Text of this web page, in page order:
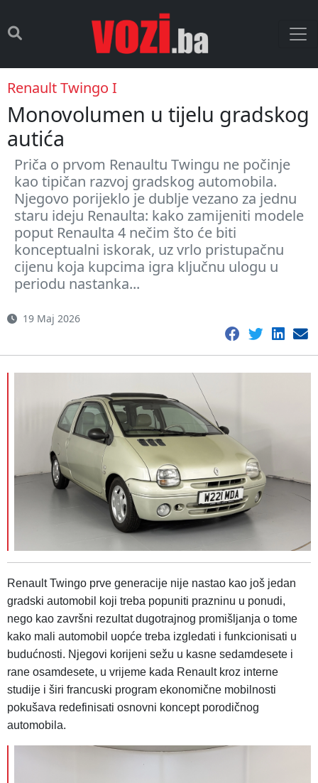
Renault Twingo I
Monovolumen u tijelu gradskog
autića
Priča o prvom Renaultu Twingu ne počinje
kao tipičan razvoj gradskog automobila.
Njegovo porijeklo je dublje vezano za jednu
staru ideju Renaulta: kako zamijeniti modele
poput Renaulta 4 nečim što će biti
konceptualni iskorak, uz vrlo pristupačnu
cijenu koja kupcima igra ključnu ulogu u
periodu nastanka...
19 Maj 2026
Renault Twingo prve generacije nije nastao kao još jedan
gradski automobil koji treba popuniti prazninu u ponudi,
nego kao završni rezultat dugotrajnog promišljanja o tome
kako mali automobil uopće treba izgledati i funkcionisati u
budućnosti. Njegovi korijeni sežu u kasne sedamdesete i
rane osamdesete, u vrijeme kada Renault kroz interne
studije i širi francuski program ekonomične mobilnosti
pokušava redefinisati osnovni koncept porodičnog
automobila.